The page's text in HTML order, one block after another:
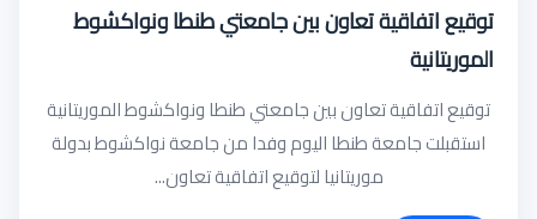
توقيع اتفاقية تعاون بين جامعتي طنطا ونواكشوط
الموريتانية
توقيع اتفاقية تعاون بين جامعتي طنطا ونواكشوط الموريتانية
استقبلت جامعة طنطا اليوم وفدا من جامعة نواكشوط بدولة
موريتانيا لتوقيع اتفاقية تعاون...